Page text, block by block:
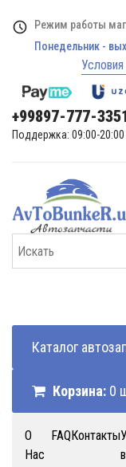
Режим работы
Понедельник -
+99897-777-
Поддержка: 09:00-20:00
Каталог
Корзина: 0
О
Нас
FAQКонтакты